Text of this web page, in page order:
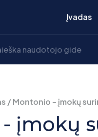
Įvadas
/Montonio – įmokų
įmokų